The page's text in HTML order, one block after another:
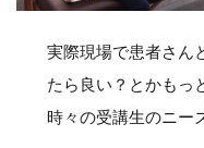
実際現場で患者さん
たら良い？とかもっ
時々の受講生のニー